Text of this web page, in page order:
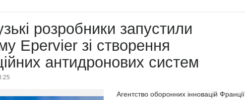
розробники запустили
Epervier зі створення
антидронових систем
Агентство оборонних інновацій Франції